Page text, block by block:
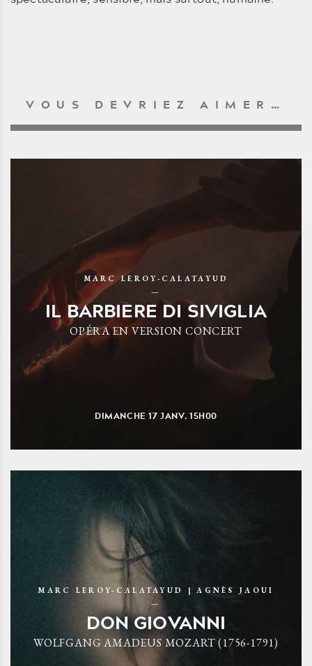
VOUS DEVRIEZ AIMER…
MARC LEROY-CALATAYUD
IL BARBIERE DI SIVIGLIA
OPÉRA EN VERSION CONCERT
DIMANCHE17JANV. 15H00
MARC LEROY-CALATAYUD | AGNÈS JAOUI
DON GIOVANNI
WOLFGANG AMADEUS MOZART (1756-1791)